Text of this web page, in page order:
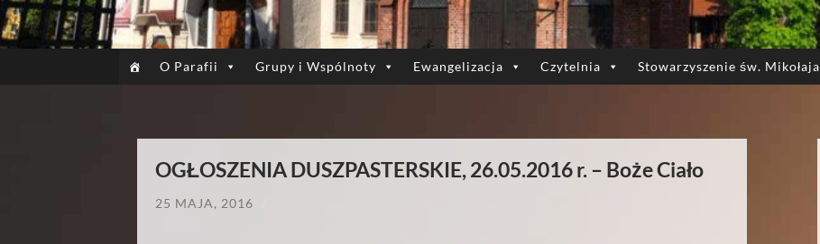
O Parafii Grupy i Wspólnoty Ewangelizacja Czytelnia Stowarzyszenie św. Mikołaja
OGŁOSZENIA DUSZPASTERSKIE, 26.05.2016 r. – Boże Ciało
25 MAJA, 2016